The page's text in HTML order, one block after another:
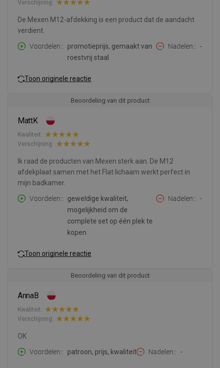
Verschijning:
De Mexen M12-afdekking is een product dat de aandacht
verdient.
Voordelen:
promotieprijs, gemaakt van
roestvrij staal
Nadelen: -
Toon originele reactie
Beoordeling van dit product
MattK
Kwaliteit:
Verschijning:
Ik raad de producten van Mexen sterk aan. De M12
afdekplaat samen met het Flat lichaam werkt perfect in
mijn badkamer.
Voordelen:
geweldige kwaliteit,
mogelijkheid om de
complete set op één plek te
kopen
Nadelen: -
Toon originele reactie
Beoordeling van dit product
AnnaB
Kwaliteit:
Verschijning:
OK
Voordelen:
patroon, prijs, kwaliteit Nadelen: -